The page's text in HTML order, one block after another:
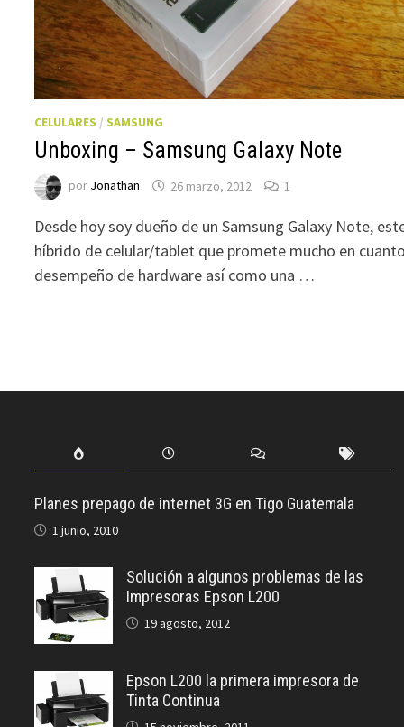
CELULARES /SAMSUNG
Unboxing – Samsung Galaxy Note
por Jonathan 26 marzo, 2012 1
Desde hoy soy dueño de un Samsung Galaxy Note,
híbrido de celular/tablet que promete mucho en
desempeño de hardware así como una …
Planes prepago de internet 3G en Tigo Guatemala
1 junio, 2010
Solución a algunos problemas de las
Impresoras Epson L200
19 agosto, 2012
Epson L200 la primera impresora de
Tinta Continua